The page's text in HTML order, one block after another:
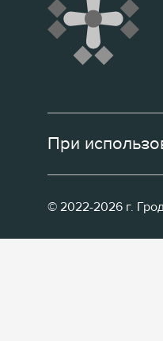
При
© 2022-2026 г.